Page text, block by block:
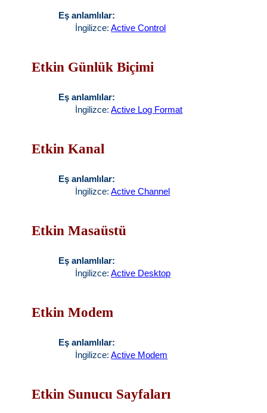
Eş anlamlılar:
İngilizce:Active Control
Etkin Günlük Biçimi
Eş anlamlılar:
İngilizce:Active Log Format
Etkin Kanal
Eş anlamlılar:
İngilizce:Active Channel
Etkin Masaüstü
Eş anlamlılar:
İngilizce:Active Desktop
Etkin Modem
Eş anlamlılar:
İngilizce:Active Modem
Etkin Sunucu Sayfaları